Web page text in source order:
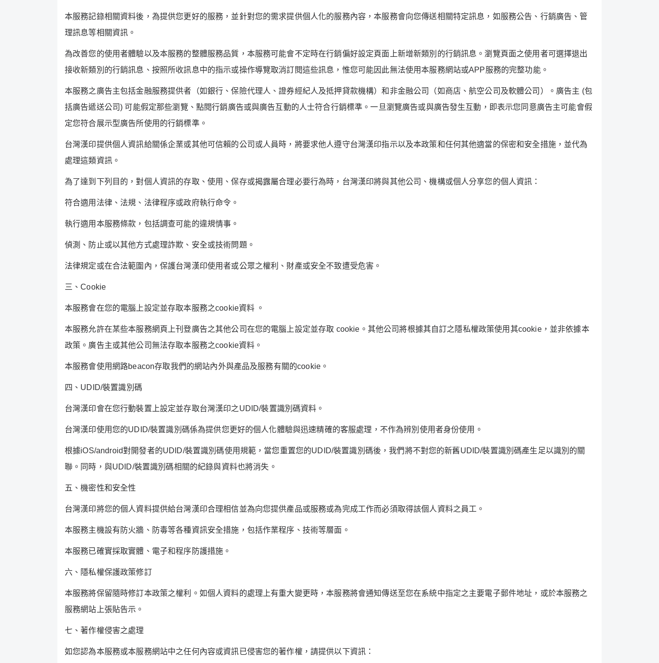
本服務記錄相關資料後，為提供您更好的服務，並針對您的需求提供個人化的服務內容，本服務會向您傳送相關特定訊息，如服務公告、行銷廣告、管
理訊息等相關資訊。
為改善您的使用者體驗以及本服務的整體服務品質，本服務可能會不定時在行銷偏好設定頁面上新增新類別的行銷訊息。瀏覽頁面之使用者可選擇退出
接收新類別的行銷訊息、按照所收訊息中的指示或操作導覽取消訂閱這些訊息，惟您可能因此無法使用本服務網站或APP服務的完整功能。
本服務之廣告主包括金融服務提供者（如銀行、保險代理人、證券經紀人及抵押貸款機構）和非金融公司（如商店、航空公司及軟體公司）。廣告主 (包
括廣告遞送公司) 可能假定那些瀏覽、點閱行銷廣告或與廣告互動的人士符合行銷標準。一旦瀏覽廣告或與廣告發生互動，即表示您同意廣告主可能會假
定您符合展示型廣告所使用的行銷標準。
台灣漢印提供個人資訊給關係企業或其他可信賴的公司或人員時，將要求他人遵守台灣漢印指示以及本政策和任何其他適當的保密和安全措施，並代為
處理這類資訊。
為了達到下列目的，對個人資訊的存取、使用、保存或揭露屬合理必要行為時，台灣漢印將與其他公司、機構或個人分享您的個人資訊：
符合適用法律、法規、法律程序或政府執行命令。
執行適用本服務條款，包括調查可能的違規情事。
偵測、防止或以其他方式處理詐欺、安全或技術問題。
法律規定或在合法範圍內，保護台灣漢印使用者或公眾之權利、財產或安全不致遭受危害。
三、Cookie
本服務會在您的電腦上設定並存取本服務之cookie資料 。
本服務允許在某些本服務網頁上刊登廣告之其他公司在您的電腦上設定並存取 cookie 。其他公司將根據其自訂之隱私權政策使用其cookie，並非依據本
政策。廣告主或其他公司無法存取本服務之cookie資料。
本服務會使用網路beacon存取我們的網站內外與產品及服務有關的cookie 。
四、 UDID/裝置識別碼
台灣漢印會在您行動裝置上設定並存取台灣漢印之 UDID/裝置識別碼資料。
台灣漢印使用您的UDID/裝置識別碼係為提供您更好的個人化體驗與迅速精確的客服處理，不作為辨別使用者身份使用。
根據iOS/android對開發者的UDID/裝置識別碼使用規範，當您重置您的UDID/裝置識別碼後，我們將不對您的新舊UDID/裝置識別碼產生足以識別的關
聯。同時，與UDID/裝置識別碼相關的紀錄與資料也將消失。
五、機密性和安全性
台灣漢印將您的個人資料提供給台灣漢印合理相信並為向您提供產品或服務或為完成工作而必須取得該個人資料之員工。
本服務主機設有防火牆、防毒等各種資訊安全措施，包括作業程序、技術等層面。
本服務已確實採取實體、電子和程序防護措施。
六、隱私權保護政策修訂
本服務將保留隨時修訂本政策之權利。如個人資料的處理上有重大變更時，本服務將會通知傳送至您在系統中指定之主要電子郵件地址，或於本服務之
服務網站上張貼告示。
七、著作權侵害之處理
如您認為本服務或本服務網站中之任何內容或資訊已侵害您的著作權，請提供以下資訊：